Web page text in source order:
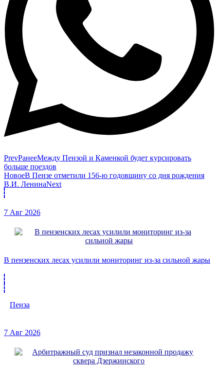
PrevРанееМежду Пензой и Каменкой будет курсировать
больше поездов
НовоеВ Пензе отметили 156-ю годовщину со дня рождения
В.И. ЛенинаNext
7 Авг 2026
В пензенских лесах усилили мониторинг из-за сильной жары
Пенза
7 Авг 2026